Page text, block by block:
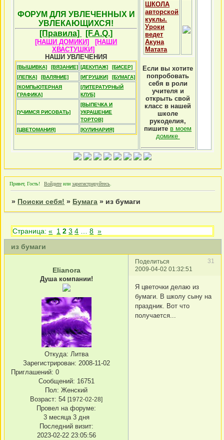
ФОРУМ ДЛЯ УВЛЕЧЕННЫХ И
УВЛЕКАЮЩИХСЯ!
[Правила]
[F.A.Q.]
[НАШИ ДОМИКИ]
[НАШИ
ХВАСТУШКИ]
НАШИ УВЛЕЧЕНИЯ
[ВЫШИВКА] [ВЯЗАНИЕ] [ДЕКУПАЖ]
[БИСЕР]
[ЛЕПКА]
[ВАЛЯНИЕ] [ИГРУШКИ]
[БУМАГА]
[КОМПЬЮТЕРНАЯ
ГРАФИКА]
[ЛИТЕРАТУРНЫЙ
КЛУБ]
[УЧИМСЯ РИСОВАТЬ]
[ВЫПЕЧКА И
УКРАШЕНИЕ
ТОРТОВ]
[ЦВЕТОМАНИЯ]
[КУЛИНАРИЯ]
ШКОЛА
авторской
куклы.
Уроки
ведет
Акуна
Матата
Если вы хотите
попробовать
себя в роли
учителя и
открыть свой
класс в нашей
школе
рукоделия,
пишите в моем
домике
Привет, Гость! Войдите или зарегистрируйтесь
» Поиски себя! » Бумага » из бумаги
из бумаги
Страница:« 1 2 3 4 8 »
Поделиться
31
2009-04-02 01:32:51
Elianora
Душа компании!
Откуда: Литва
Зарегистрирован: 2008-11-02
Приглашений: 0
Сообщений: 16751
Пол: Женский
Возраст: 54 [1972-02-28]
Провел на форуме:
3 месяца 3 дня
Последний визит:
2023-02-22 23:05:56
Я цветочки делаю из
бумаги. В школу сыну на
праздник. Вот что
получается...